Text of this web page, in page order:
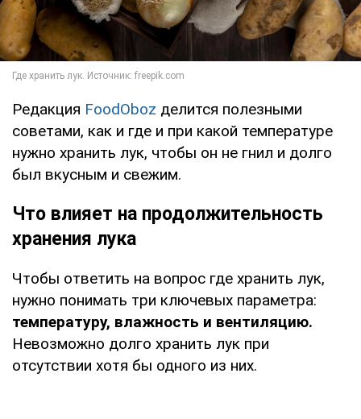
Редакция FoodOboz делится полезными
советами, как и где и при какой температуре
нужно хранить лук, чтобы он не гнил и долго
был вкусным и свежим.
Что влияет на продолжительность
хранения лука
Чтобы ответить на вопрос где хранить лук,
нужно понимать три ключевых параметра:
температуру, влажность и вентиляцию.
Невозможно долго хранить лук при
отсутствии хотя бы одного из них.